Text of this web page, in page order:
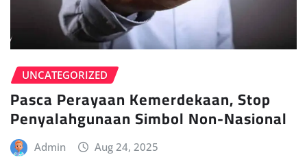
UNCATEGORIZED
Pasca Perayaan Kemerdekaan, Stop
Penyalahgunaan Simbol Non-Nasional
Admin Aug 24, 2025